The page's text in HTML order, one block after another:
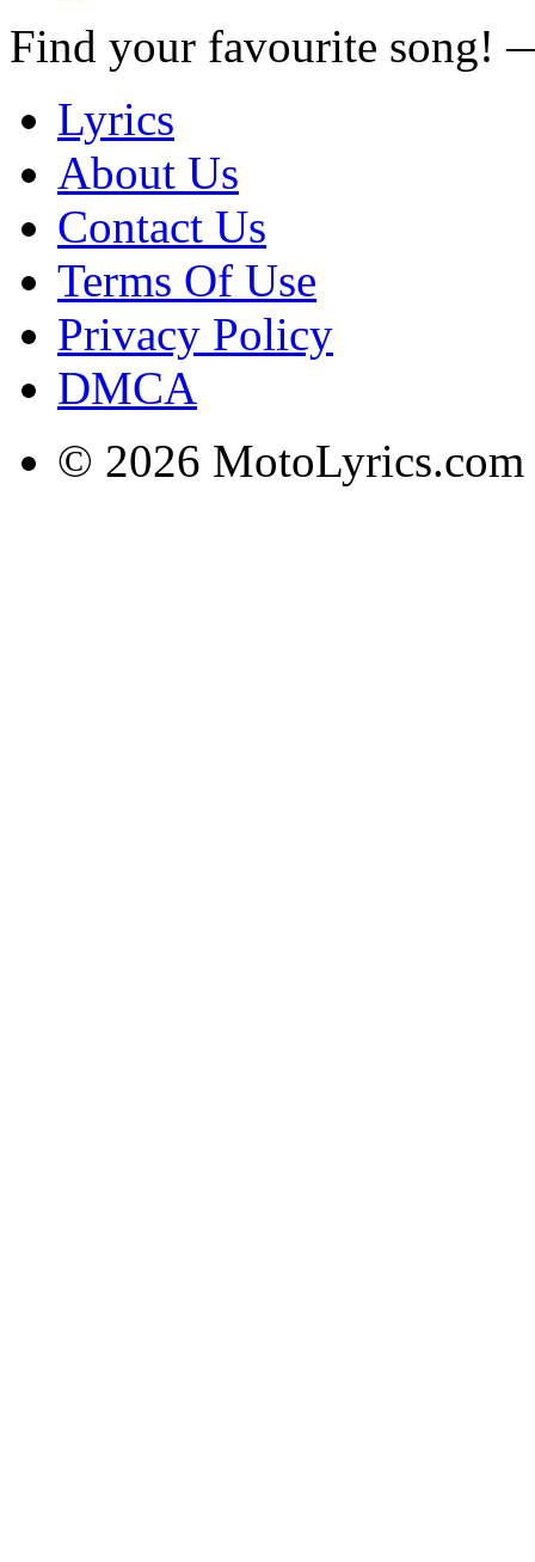
Find your favourite song!
Lyrics
About Us
Contact Us
Terms Of Use
Privacy Policy
DMCA
© 2026 MotoLyrics.com